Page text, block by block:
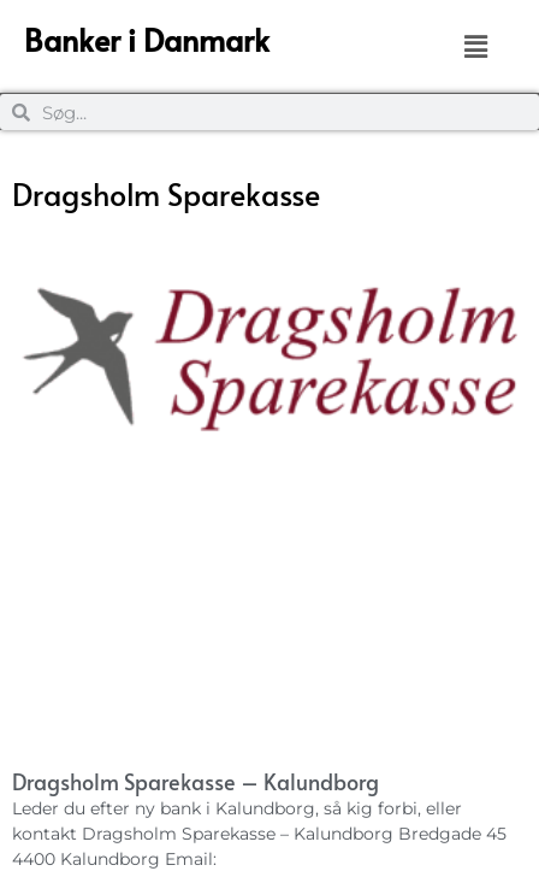
Banker i Danmark
Dragsholm Sparekasse
Dragsholm Sparekasse – Kalundborg
Leder du efter ny bank i Kalundborg, så kig forbi, eller
kontakt Dragsholm Sparekasse – Kalundborg Bredgade 45
4400 Kalundborg Email: